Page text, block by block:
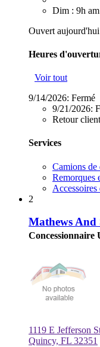
Dim : 9h
Ouvert
Heures
Voir tout
9/14/2026: Fermé
9/21/2026:
Retour
Services
Camions de
Remorques
Accessoires
2
Mathews And
Concessionnaire
1119 E Jefferson
Quincy, FL 32351